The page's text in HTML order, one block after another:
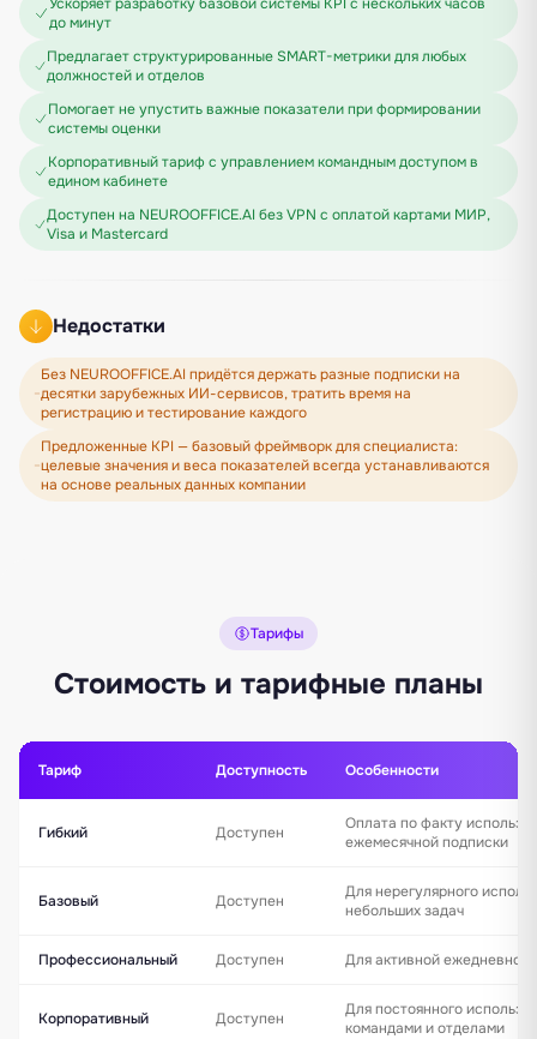
до минут
Предлагает структурированные SMART-метрики для любых
должностей и отделов
Помогает не упустить важные показатели при формировании
системы оценки
Корпоративный тариф с управлением командным доступом в
едином кабинете
Доступен на NEUROOFFICE.AI без VPN с оплатой картами МИР,
Visa и Mastercard
Недостатки
Без NEUROOFFICE.AI придётся держать разные подписки на
десятки зарубежных ИИ-сервисов, тратить время на
регистрацию и тестирование каждого
Предложенные KPI — базовый фреймворк для специалиста:
целевые значения и веса показателей всегда устанавливаются
на основе реальных данных компании
Тарифы
Стоимость и тарифные планы
Тариф Доступность Особенности
Гибкий Доступен
Оплата по факту
ежемесячной подписки
Базовый Доступен
Для нерегулярного
небольших задач
Профессиональный Доступен Для активной ежедневной
Корпоративный Доступен
Для постоянного
командами и отделами